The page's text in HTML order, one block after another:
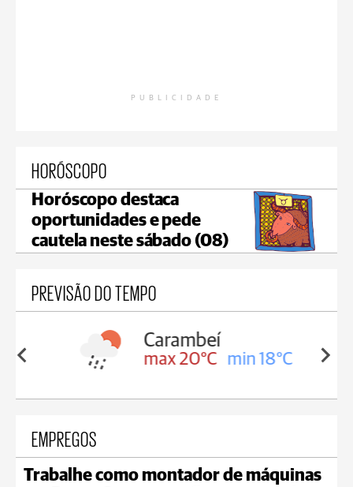
PUBLICIDADE
HORÓSCOPO
Horóscopo destaca
oportunidades e pede
cautela neste sábado (08)
PREVISÃO DO TEMPO
18°C
Carambeí
max 20°C min 18°C
EMPREGOS
Trabalhe como montador de máquinas